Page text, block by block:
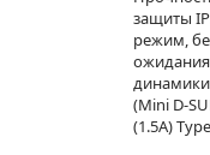
защиты
режим,
(Mini D-
(1.5A)